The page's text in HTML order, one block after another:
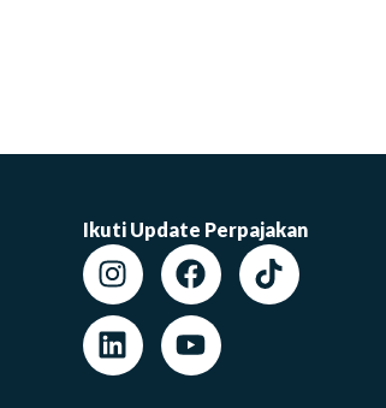
Ikuti Update Perpajakan